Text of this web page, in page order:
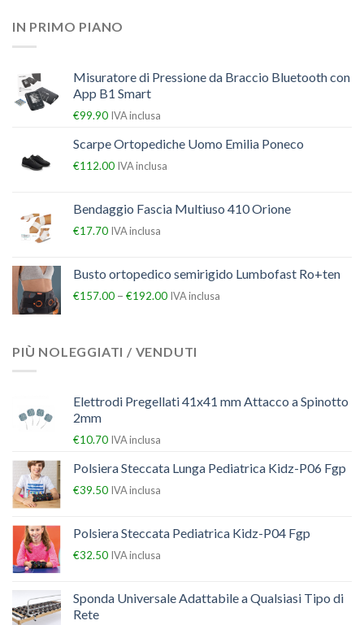
IN PRIMO PIANO
Misuratore di Pressione da Braccio Bluetooth con
App B1 Smart
€99.90 IVA inclusa
Scarpe Ortopediche Uomo Emilia Poneco
€112.00 IVA inclusa
Bendaggio Fascia Multiuso 410 Orione
€17.70 IVA inclusa
Busto ortopedico semirigido Lumbofast Ro+ten
€157.00 – €192.00 IVA inclusa
PIÙ NOLEGGIATI / VENDUTI
Elettrodi Pregellati 41x41 mm Attacco a Spinotto
2mm
€10.70 IVA inclusa
Polsiera Steccata Lunga Pediatrica Kidz-P06 Fgp
€39.50 IVA inclusa
Polsiera Steccata Pediatrica Kidz-P04 Fgp
€32.50 IVA inclusa
Sponda Universale Adattabile a Qualsiasi Tipo di
Rete